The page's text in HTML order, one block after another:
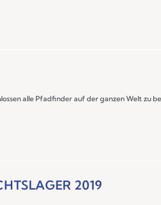
alle Pfadfinder auf der ganzen Welt zu
2019